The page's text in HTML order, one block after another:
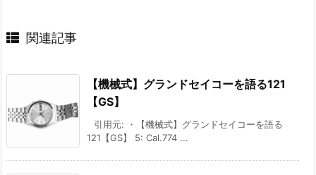
関連記事
【機械式】グランドセイコーを語る121
【GS】
引用元: ・【機械式】グランドセイコーを語る
121【GS】 5: Cal.774 ...